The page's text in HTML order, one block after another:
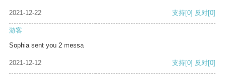
2021-12-22 支持[0] 反对[0]
游客
Sophia sent you 2 messa
2021-12-12 支持[0] 反对[0]